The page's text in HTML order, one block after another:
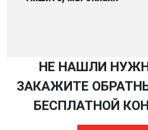
НЕ НАШЛИ
ЗАКАЖИТЕ
БЕСПЛАТНОЙ